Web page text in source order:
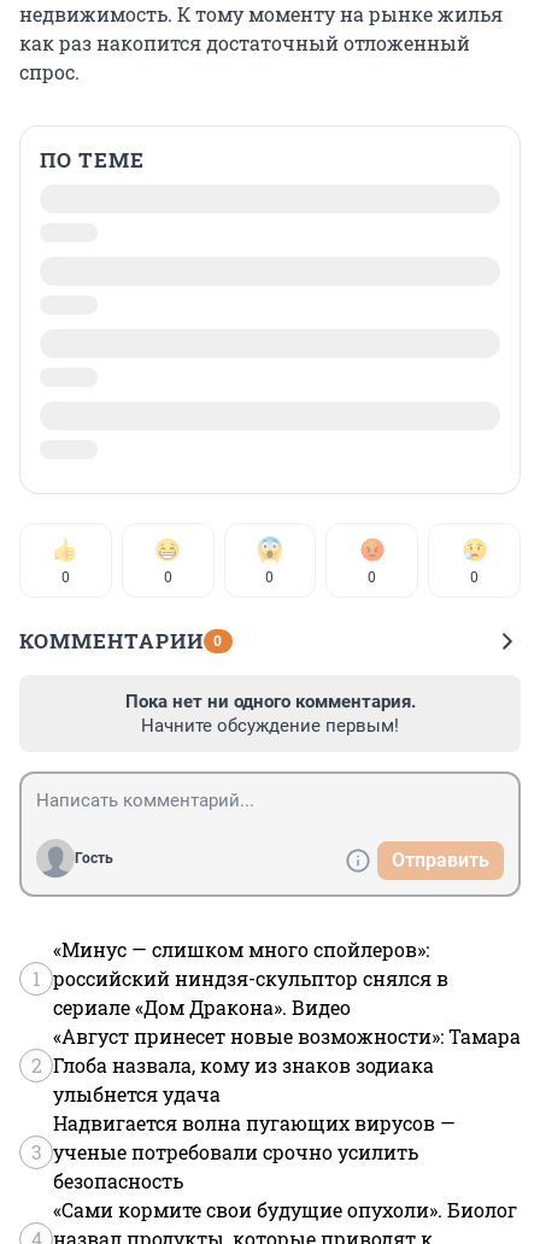
недвижимость. К тому моменту на рынке жилья
как раз накопится достаточный отложенный
спрос.
ПО ТЕМЕ
0 0 0 0 0
КОММЕНТАРИИ 0
Пока нет ни одного комментария.
Начните обсуждение первым!
Гость Отправить
1
«Минус — слишком много спойлеров»:
российский ниндзя-скульптор снялся в
сериале «Дом Дракона». Видео
2
«Август принесет новые возможности»: Тамара
Глоба назвала, кому из знаков зодиака
улыбнется удача
3
Надвигается волна пугающих вирусов —
ученые потребовали срочно усилить
безопасность
4
«Сами кормите свои будущие опухоли». Биолог
назвал продукты, которые приводят к